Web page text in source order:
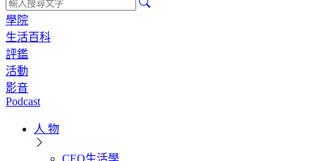
學院
生活百科
評鑑
活動
影音
Podcast
人 物
CEO生活學